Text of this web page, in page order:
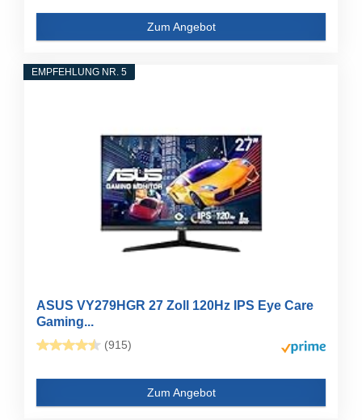
Zum Angebot
EMPFEHLUNG NR. 5
ASUS VY279HGR 27 Zoll 120Hz IPS Eye Care
Gaming...
(915)
Zum Angebot